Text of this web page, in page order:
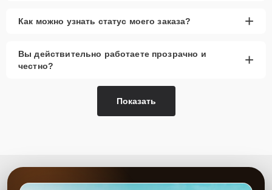
Как можно узнать статус моего заказа? +
Вы действительно работаете прозрачно и
честно?
+
Показать